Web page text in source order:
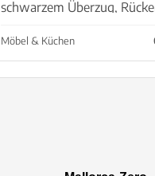
schwarzem Überzug,
Kunstharz, sehr schön
Neupreis war 320.00€,
Möbel & Küchen